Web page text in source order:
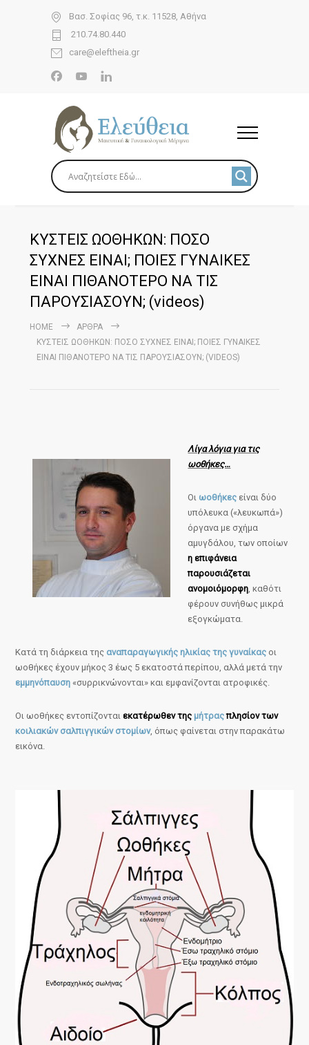
Βασ. Σοφίας 96, τ.κ. 11528, Αθήνα
210.74.80.440
care@eleftheia.gr
ΚΥΣΤΕΙΣ ΩΟΘΗΚΩΝ: ΠΟΣΟ
ΣΥΧΝΕΣ ΕΙΝΑΙ; ΠΟΙΕΣ ΓΥΝΑΙΚΕΣ
ΕΙΝΑΙ ΠΙΘΑΝΟΤΕΡΟ ΝΑ ΤΙΣ
ΠΑΡΟΥΣΙΑΣΟΥΝ; (videos)
HOME
ΆΡΘΡΑ
ΚΥΣΤΕΙΣ ΩΟΘΗΚΩΝ: ΠΟΣΟ ΣΥΧΝΕΣ ΕΙΝΑΙ; ΠΟΙΕΣ ΓΥΝΑΙΚΕΣ
ΕΙΝΑΙ ΠΙΘΑΝΟΤΕΡΟ ΝΑ ΤΙΣ ΠΑΡΟΥΣΙΑΣΟΥΝ; (VIDEOS)
Λίγα λόγια για τις
ωοθήκες…
Οι ωοθήκες είναι δύο
υπόλευκα («λευκωπά»)
όργανα με σχήμα
αμυγδάλου, των οποίων
η επιφάνεια
παρουσιάζεται
ανομοιόμορφη, καθότι
φέρουν συνήθως μικρά
εξογκώματα.
Κατά τη διάρκεια της αναπαραγωγικής ηλικίας της γυναίκας οι
ωοθήκες έχουν μήκος 3 έως 5 εκατοστά περίπου, αλλά μετά την
εμμηνόπαυση «συρρικνώνονται» και εμφανίζονται ατροφικές.
Οι ωοθήκες εντοπίζονταιεκατέρωθεν τηςμήτραςπλησίον των
κοιλιακών σαλπιγγικών στομίων, όπως φαίνεται στην παρακάτω
εικόνα.